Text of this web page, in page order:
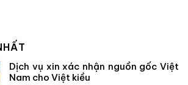
Dịch vụ xin xác nhận nguồn gốc Việt
Nam cho Việt kiều